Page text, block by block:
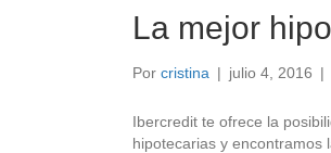
La mejor
Por cristina | julio 4, 2016 |
Ibercredit te ofrece la
hipotecarias y encontramos